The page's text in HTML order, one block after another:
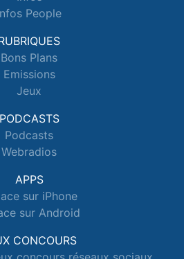
People
Bons Plans
Emissions
Jeux
PODCASTS
Podcasts
Webradios
APPS
sur iPhone
sur Android
CONCOURS